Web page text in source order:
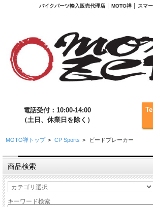
バイクパーツ輸入販売代理店 │ MOTO禅 │ スマ
電話受付：10:00-14:00
（土日、休業日を除く）
MOTO禅トップ > CP Sports > ビードブレーカー
商品検索
キーワード検索